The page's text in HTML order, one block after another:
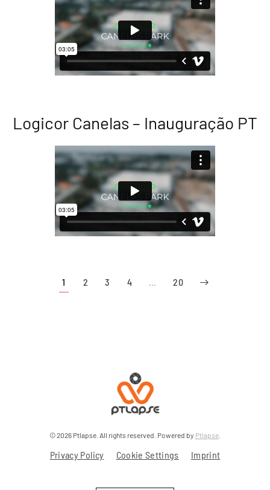
Logicor Canelas – Inauguração PT
1 2 3 4 … 20
©2026 Ptlapse. All rights reserved. Powered by Ptlapse
Privacy Policy Cookie Settings Imprint